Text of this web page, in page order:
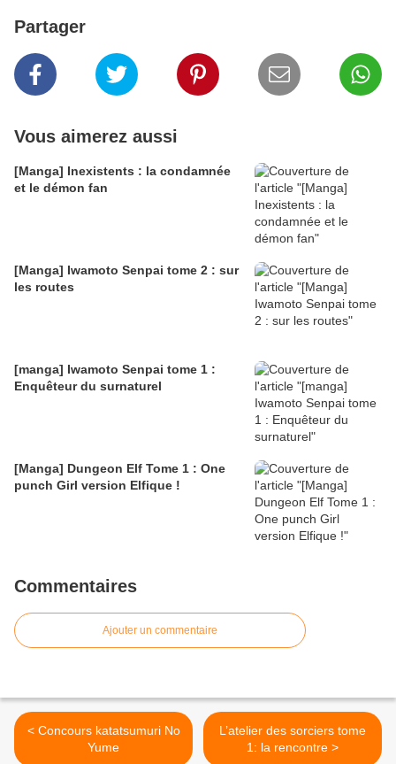
Partager
Vous aimerez aussi
[Manga] Inexistents : la condamnée
et le démon fan
[Manga] Iwamoto Senpai tome 2 : sur
les routes
[manga] Iwamoto Senpai tome 1 :
Enquêteur du surnaturel
[Manga] Dungeon Elf Tome 1 : One
punch Girl version Elfique !
Commentaires
Ajouter un commentaire
< Concours katatsumuri No
Yume
L’atelier des sorciers tome
1: la rencontre >